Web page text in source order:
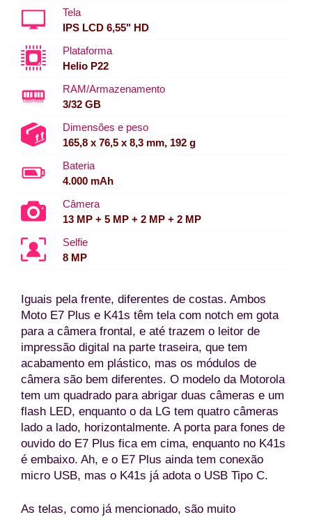
Tela
IPS LCD 6,55" HD
Plataforma
Helio P22
RAM/Armazenamento
3/32 GB
Dimensões e peso
165,8 x 76,5 x 8,3 mm, 192 g
Bateria
4.000 mAh
Câmera
13 MP + 5 MP + 2 MP + 2 MP
Selfie
8 MP
Iguais pela frente, diferentes de costas. Ambos
Moto E7 Plus e K41s têm tela com notch em gota
para a câmera frontal, e até trazem o leitor de
impressão digital na parte traseira, que tem
acabamento em plástico, mas os módulos de
câmera são bem diferentes. O modelo da Motorola
tem um quadrado para abrigar duas câmeras e um
flash LED, enquanto o da LG tem quatro câmeras
lado a lado, horizontalmente. A porta para fones de
ouvido do E7 Plus fica em cima, enquanto no K41s
é embaixo. Ah, e o E7 Plus ainda tem conexão
micro USB, mas o K41s já adota o USB Tipo C.
As telas, como já mencionado, são muito